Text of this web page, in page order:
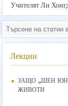
Учителят Ли
Лекции
ЗАЩО „ШЕН
ЖИВОТИ